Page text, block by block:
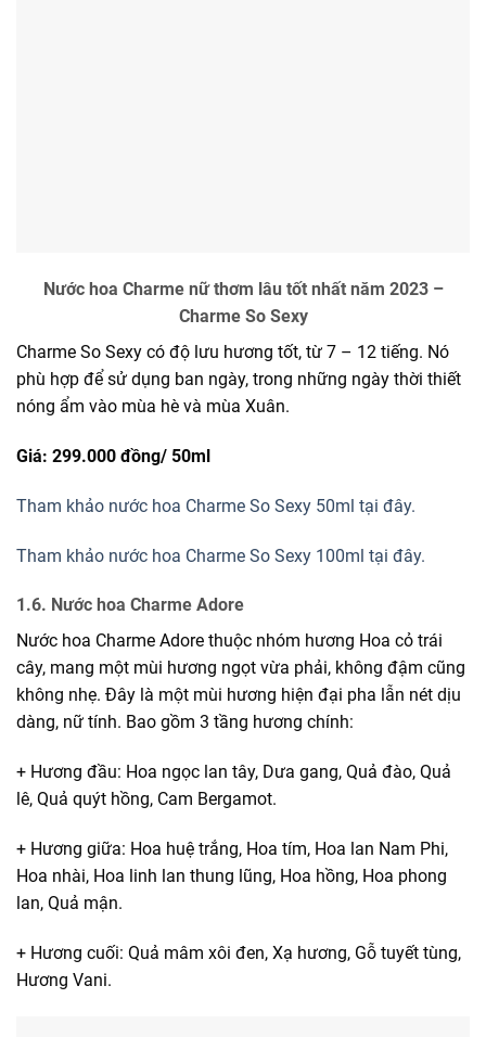
Nước hoa Charme nữ thơm lâu tốt nhất năm 2023 –
Charme So Sexy
Charme So Sexy có độ lưu hương tốt, từ 7 – 12 tiếng. Nó
phù hợp để sử dụng ban ngày, trong những ngày thời thiết
nóng ẩm vào mùa hè và mùa Xuân.
Giá: 299.000 đồng/ 50ml
Tham khảo nước hoa Charme So Sexy 50ml tại đây.
Tham khảo nước hoa Charme So Sexy 100ml tại đây.
1.6. Nước hoa Charme Adore
Nước hoa Charme Adore thuộc nhóm hương Hoa cỏ trái
cây, mang một mùi hương ngọt vừa phải, không đậm cũng
không nhẹ. Đây là một mùi hương hiện đại pha lẫn nét dịu
dàng, nữ tính. Bao gồm 3 tầng hương chính:
+ Hương đầu: Hoa ngọc lan tây, Dưa gang, Quả đào, Quả
lê, Quả quýt hồng, Cam Bergamot.
+ Hương giữa: Hoa huệ trắng, Hoa tím, Hoa lan Nam Phi,
Hoa nhài, Hoa linh lan thung lũng, Hoa hồng, Hoa phong
lan, Quả mận.
+ Hương cuối: Quả mâm xôi đen, Xạ hương, Gỗ tuyết tùng,
Hương Vani.